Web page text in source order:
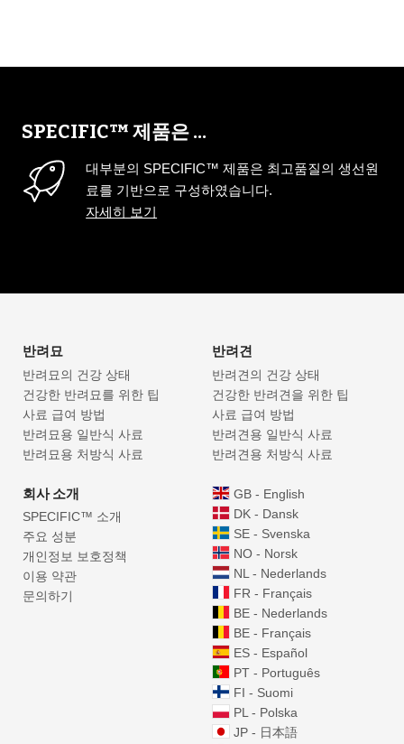
SPECIFIC™ 제품은 ...
대부분의 SPECIFIC™ 제품은 최고품질의 생선원
료를 기반으로 구성하였습니다.
자세히 보기
반려묘
반려묘의 건강 상태
건강한 반려묘를 위한 팁
사료 급여 방법
반려묘용 일반식 사료
반려묘용 처방식 사료
반려견
반려견의 건강 상태
건강한 반려견을 위한 팁
사료 급여 방법
반려견용 일반식 사료
반려견용 처방식 사료
회사 소개
SPECIFIC™ 소개
주요 성분
개인정보 보호정책
이용 약관
문의하기
GB - English
DK - Dansk
SE - Svenska
NO - Norsk
NL - Nederlands
FR - Français
BE - Nederlands
BE - Français
ES - Español
PT - Português
FI - Suomi
PL - Polska
JP - 日本語